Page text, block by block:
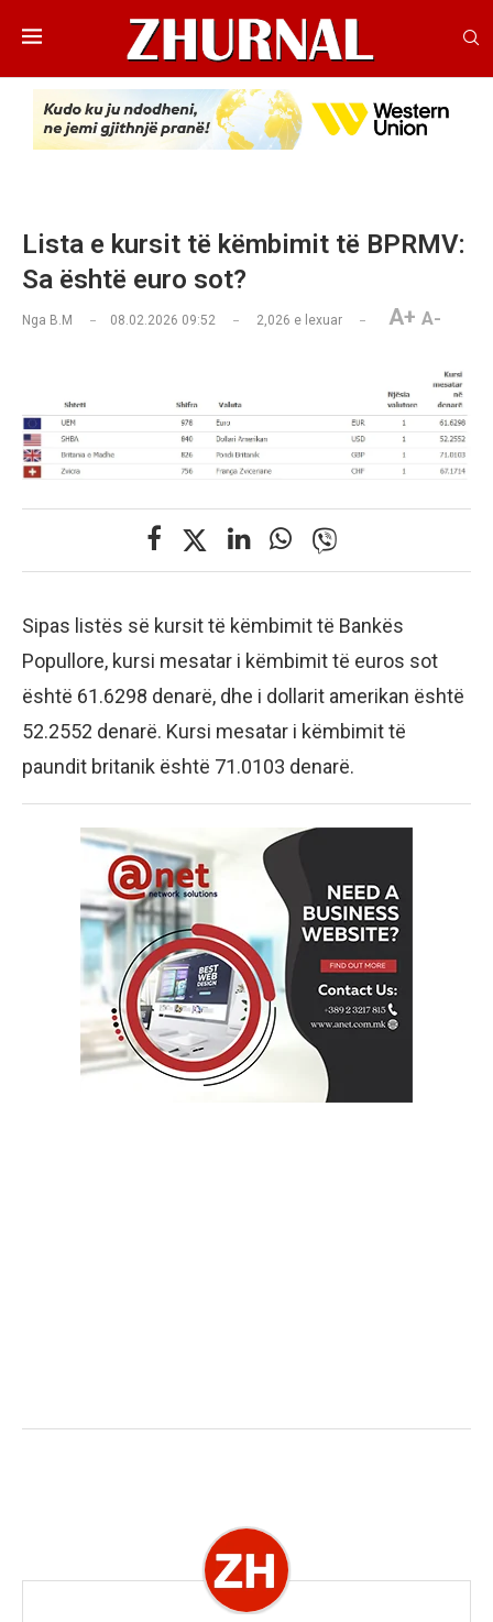
Lista e kursit të këmbimit të BPRMV:
Sa është euro sot?
Nga B.M 08.02.2026 09:52 2,026 e lexuar A+ A-
Sipas listës së kursit të këmbimit të Bankës
Popullore, kursi mesatar i këmbimit të euros sot
është 61.6298 denarë, dhe i dollarit amerikan është
52.2552 denarë. Kursi mesatar i këmbimit të
paundit britanik është 71.0103 denarë.